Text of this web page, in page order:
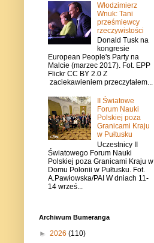
Włodzimierz
Wnuk: Tani
prześmiewcy
rzeczywistości
Donald Tusk na
kongresie
European People's Party na
Malcie (marzec 2017). Fot. EPP
Flickr CC BY 2.0 Z
zaciekawieniem przeczytałem...
II Światowe
Forum Nauki
Polskiej poza
Granicami Kraju
w Pułtusku
Uczestnicy II
Światowego Forum Nauki
Polskiej poza Granicami Kraju w
Domu Polonii w Pułtusku. Fot.
A.Pawłowska/PAI W dniach 11-
14 wrześ...
Archiwum Bumeranga
► 2026 (110)